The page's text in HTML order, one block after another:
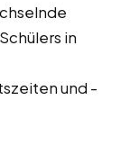
in
und -